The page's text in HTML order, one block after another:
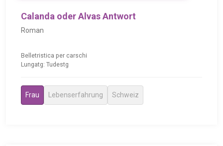
Calanda oder Alvas Antwort
Roman
Belletristica per carschi
Lungatg: Tudestg
Frau Lebenserfahrung Schweiz